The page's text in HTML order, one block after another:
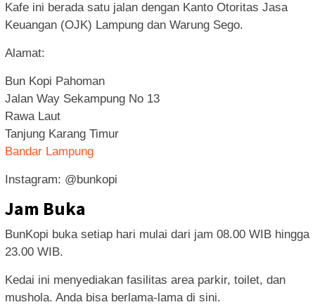
Kafe ini berada satu jalan dengan Kanto Otoritas Jasa
Keuangan (OJK) Lampung dan Warung Sego.
Alamat:
Bun Kopi Pahoman
Jalan Way Sekampung No 13
Rawa Laut
Tanjung Karang Timur
Bandar Lampung
Instagram: @bunkopi
Jam Buka
BunKopi buka setiap hari mulai dari jam 08.00 WIB hingga
23.00 WIB.
Kedai ini menyediakan fasilitas area parkir, toilet, dan
mushola. Anda bisa berlama-lama di sini.